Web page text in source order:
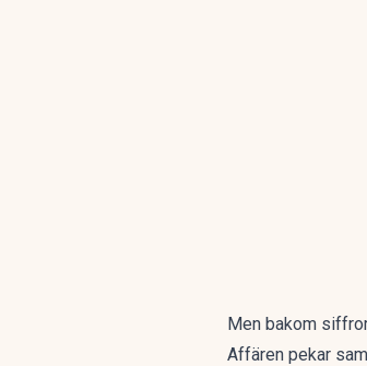
Men bakom
Affären pekar